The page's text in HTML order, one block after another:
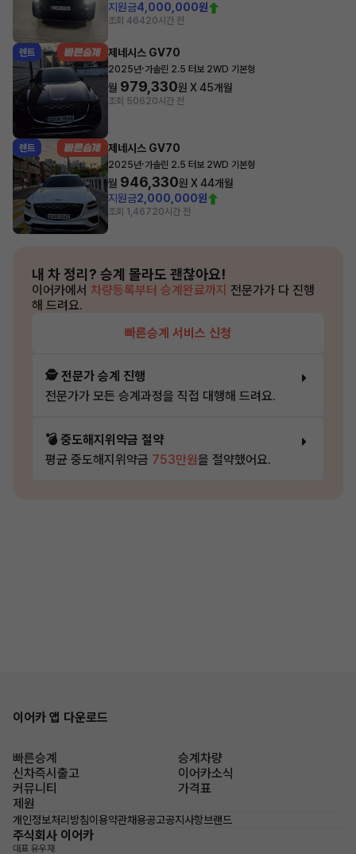
지원금4,000,000원
조회 46420시간 전
렌트 제네시스 GV70
2025년·가솔린 2.5 터보 2WD 기본형
월 979,330원 X45개월
조회 50620시간 전
렌트 제네시스 GV70
2025년·가솔린 2.5 터보 2WD 기본형
월 946,330원 X44개월
지원금2,000,000원
조회 1,46720시간 전
내 차 정리? 승계 몰라도 괜찮아요!
이어카에서 차량등록부터 승계완료까지 전문가가 다 진행
해 드려요.
빠른승계 서비스 신청
🕵️ 전문가 승계 진행
전문가가 모든 승계과정을 직접 대행해 드려요.
💣 중도해지위약금 절약
평균 중도해지위약금 753만원을 절약했어요.
이어카 앱 다운로드
빠른승계
승계차량
신차즉시출고
이어카소식
커뮤니티
가격표
제원
개인정보처리방침이용약관채용공고공지사항브랜드
주식회사 이어카
대표 유우재